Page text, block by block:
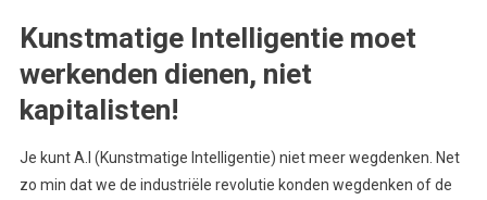
Kunstmatige Intelligentie moet
werkenden dienen, niet
kapitalisten!
Je kunt A.I (Kunstmatige Intelligentie) niet meer wegdenken. Net
zo min dat we de industriële revolutie konden wegdenken of de